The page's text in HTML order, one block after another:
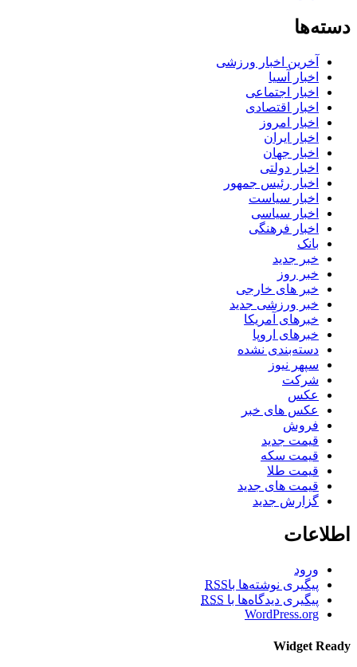
دسته‌ها
آخرین اخبار ورزشی
اخبار آسیا
اخبار اجتماعی
اخبار اقتصادی
اخبار امروز
اخبار ایران
اخبار جهان
اخبار دولتی
اخبار رئیس جمهور
اخبار سیاست
اخبار سیاسی
اخبار فرهنگی
بانک
خبر جدید
خبر روز
خبر های خارجی
خبر ورزشی جدید
خبرهای آمریکا
خبرهای اروپا
دسته‌بندی نشده
سپهر نیوز
شرکت
عکس
عکس های خبر
فروش
قیمت جدید
قیمت سکه
قیمت طلا
قیمت های جدید
گزارش جدید
اطلاعات
ورود
پیگیری نوشته‌ها باRSS
پیگیری دیدگاه‌ها با RSS
WordPress.org
Widget Ready